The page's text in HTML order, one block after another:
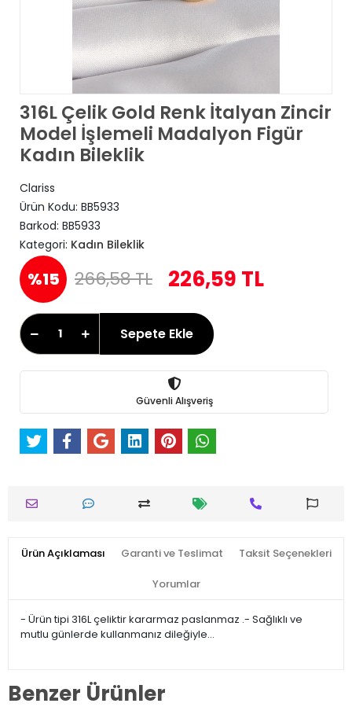
316L Çelik Gold Renk İtalyan Zincir
Model İşlemeli Madalyon Figür
Kadın Bileklik
Clariss
Ürün Kodu: BB5933
Barkod: BB5933
Kategori: Kadın Bileklik
%15 266,58 TL 226,59 TL
Sepete Ekle
Güvenli Alışveriş
Ürün Açıklaması Garanti ve Teslimat Taksit Seçenekleri
Yorumlar
- Ürün tipi 316L çeliktir kararmaz paslanmaz .- Sağlıklı ve
mutlu günlerde kullanmanız dileğiyle…
Benzer Ürünler